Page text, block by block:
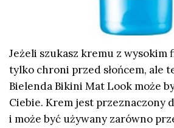
Jeżeli szukasz kremu z
tylko chroni przed słońcem, ale
Bielenda Bikini Mat Look może
Ciebie. Krem jest przeznaczony
i może być używany zarówno